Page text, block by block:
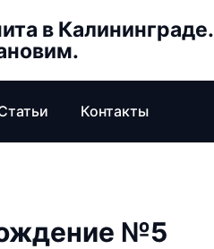
в Калининграде.
Контакты
№5